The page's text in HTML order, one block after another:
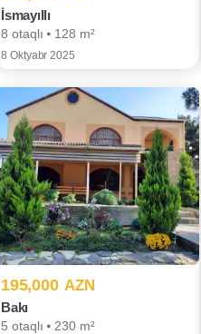
İsmayıllı
8 otaqlı ⦁ 128 m²
8 Oktyabr 2025
195,000 AZN
Bakı
5 otaqlı ⦁ 230 m²